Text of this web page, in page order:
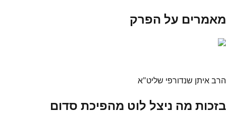
מאמרים על הפרק
הרב איתן שנדורפי שליט"א
בזכות מה ניצל לוט מהפיכת סדום